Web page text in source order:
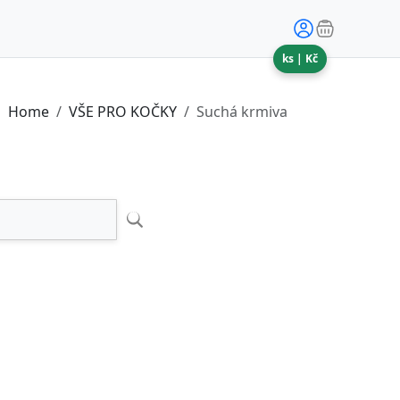
ks | Kč
Home VŠE PRO KOČKY Suchá krmiva